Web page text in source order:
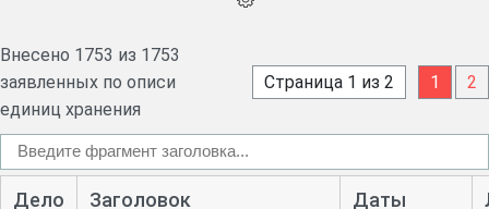
Внесено 1753 из 1753
заявленных по описи
единиц хранения
Страница 1 из 2 1 2
Дело Заголовок Даты